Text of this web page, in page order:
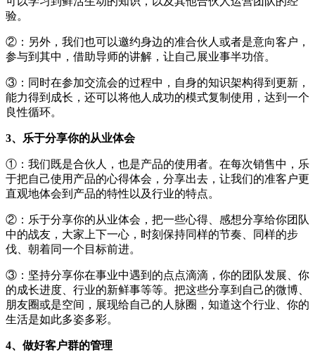
验。
②：另外，我们也可以邀约身边的准合伙人或者是意向客户，
参与到其中，借助导师的讲解，让自己展业事半功倍。
③：同时在参加交流会的过程中，自身的知识架构得到更新，
能力得到成长，还可以将他人成功的模式复制使用，达到一个
良性循环。
3、乐于分享你的从业体会
①：我们既是合伙人，也是产品的使用者。在每次销售中，乐
于把自己使用产品的心得体会，分享出去，让我们的准客户更
直观地体会到产品的特性以及行业的特点。
②：乐于分享你的从业体会，把一些心得、感想分享给你团队
中的战友，大家上下一心，时刻保持同样的节奏、同样的步
伐、朝着同一个目标前进。
③：坚持分享你在事业中遇到的点点滴滴，你的团队发展、你
的成长进度、行业的新鲜事等等。把这些分享到自己的微博、
朋友圈或是空间，展现给自己的人脉圈，知道这个行业、你的
生活是如此多姿多彩。
4、做好客户群的管理